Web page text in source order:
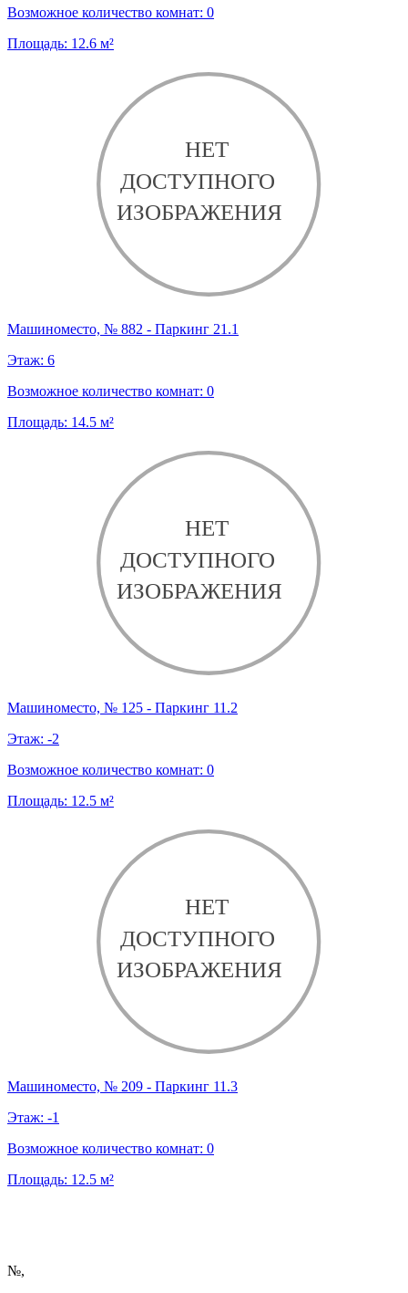
Возможное количество комнат: 0
Площадь: 12.6 м²
Машиноместо, № 882 - Паркинг 21.1
Этаж: 6
Возможное количество комнат: 0
Площадь: 14.5 м²
Машиноместо, № 125 - Паркинг 11.2
Этаж: -2
Возможное количество комнат: 0
Площадь: 12.5 м²
Машиноместо, № 209 - Паркинг 11.3
Этаж: -1
Возможное количество комнат: 0
Площадь: 12.5 м²
№,